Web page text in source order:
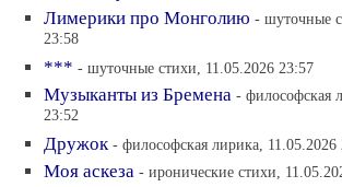
Лимерики про Монголию - шуточные
23:58
*** - шуточные стихи, 11.05.2026 23:57
Музыканты из Бремена - философская
23:52
Дружок - философская лирика, 11.05.2026
Моя аскеза - иронические стихи,